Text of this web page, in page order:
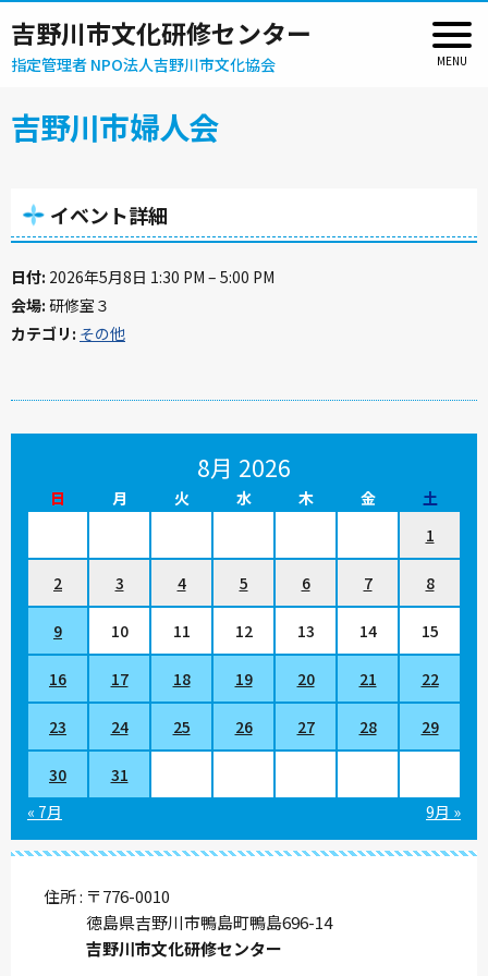
吉野川市文化研修センター
指定管理者 NPO法人吉野川市文化協会
吉野川市婦人会
イベント詳細
日付: 2026年5月8日 1:30 PM – 5:00 PM
会場: 研修室３
カテゴリ: その他
8月 2026
日 月 火 水 木 金
土
1
2 3 4 5 6 7 8
9 10 11 12 13 14 15
16 17 18 19 20 21 22
23 24 25 26 27 28 29
30
31
« 7月
9月 »
住所 〒776-0010
徳島県吉野川市鴨島町鴨島696-14
吉野川市文化研修センター